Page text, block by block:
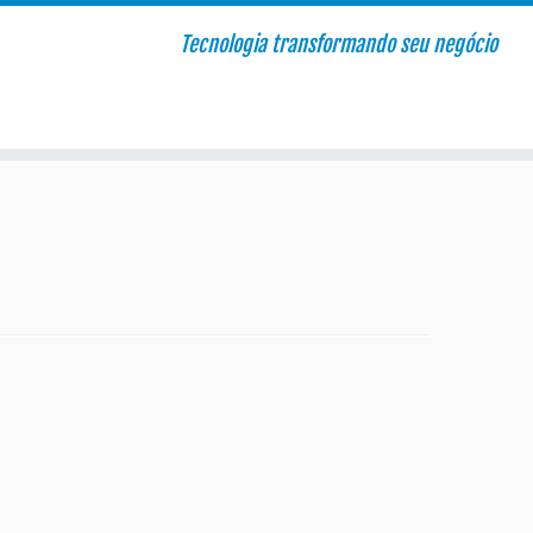
Tecnologia transformando seu negócio